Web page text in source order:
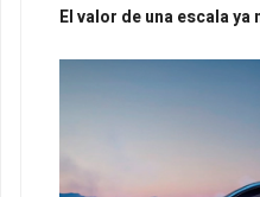
El valor de una escala